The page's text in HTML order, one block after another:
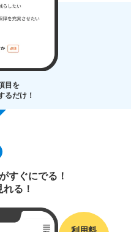
目を
るだけ！
すぐにでる！
る！